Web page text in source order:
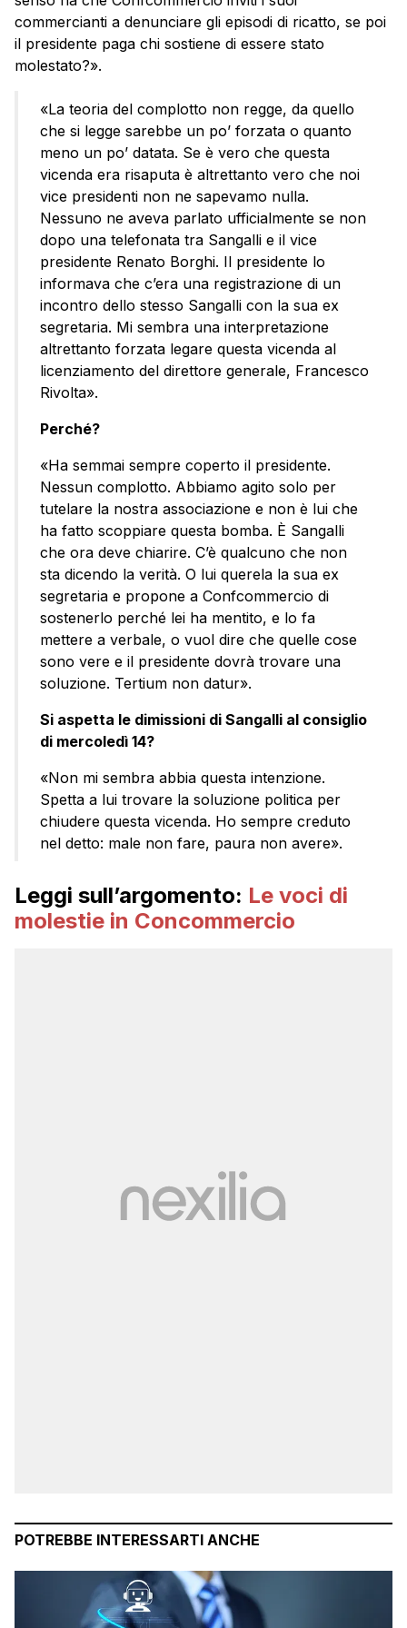
commercianti a denunciare gli episodi di ricatto, se poi
il presidente paga chi sostiene di essere stato
molestato?».
«La teoria del complotto non regge, da quello
che si legge sarebbe un po’ forzata o quanto
meno un po’ datata. Se è vero che questa
vicenda era risaputa è altrettanto vero che noi
vice presidenti non ne sapevamo nulla.
Nessuno ne aveva parlato ufficialmente se non
dopo una telefonata tra Sangalli e il vice
presidente Renato Borghi. Il presidente lo
informava che c’era una registrazione di un
incontro dello stesso Sangalli con la sua ex
segretaria. Mi sembra una interpretazione
altrettanto forzata legare questa vicenda al
licenziamento del direttore generale, Francesco
Rivolta».
Perché?
«Ha semmai sempre coperto il presidente.
Nessun complotto. Abbiamo agito solo per
tutelare la nostra associazione e non è lui che
ha fatto scoppiare questa bomba. È Sangalli
che ora deve chiarire. C’è qualcuno che non
sta dicendo la verità. O lui querela la sua ex
segretaria e propone a Confcommercio di
sostenerlo perché lei ha mentito, e lo fa
mettere a verbale, o vuol dire che quelle cose
sono vere e il presidente dovrà trovare una
soluzione. Tertium non datur».
Si aspetta le dimissioni di Sangalli al consiglio
di mercoledì 14?
«Non mi sembra abbia questa intenzione.
Spetta a lui trovare la soluzione politica per
chiudere questa vicenda. Ho sempre creduto
nel detto: male non fare, paura non avere».
Leggi sull’argomento: Le voci di
molestie in Concommercio
POTREBBE INTERESSARTI ANCHE